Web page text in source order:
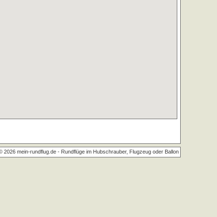
2026 mein-rundflug.de - Rundflüge im Hubschrauber, Flugzeug oder Ballon